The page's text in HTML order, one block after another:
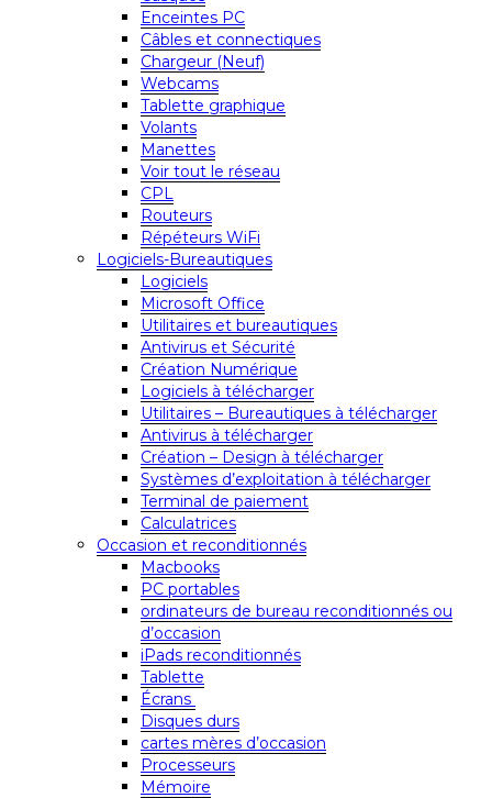
Enceintes PC
Câbles et connectiques
Chargeur (Neuf)
Webcams
Tablette graphique
Volants
Manettes
Voir tout le réseau
CPL
Routeurs
Répéteurs WiFi
Logiciels-Bureautiques
Logiciels
Microsoft Office
Utilitaires et bureautiques
Antivirus et Sécurité
Création Numérique
Logiciels à télécharger
Utilitaires – Bureautiques à télécharger
Antivirus à télécharger
Création – Design à télécharger
Systèmes d’exploitation à télécharger
Terminal de paiement
Calculatrices
Occasion et reconditionnés
Macbooks
PC portables
ordinateurs de bureau reconditionnés ou
d’occasion
iPads reconditionnés
Tablette
Écrans
Disques durs
cartes mères d’occasion
Processeurs
Mémoire